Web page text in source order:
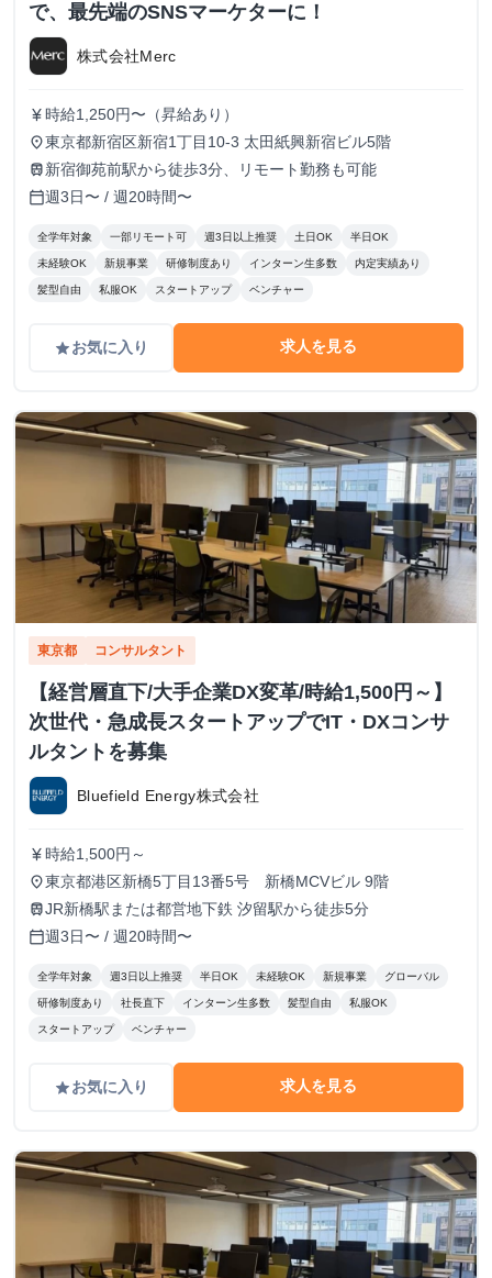
で、最先端のSNSマーケターに！
株式会社Merc
currency_yen 時給1,250円〜（昇給あり）
place東京都新宿区新宿1丁目10-3 太田紙興新宿ビル5階
train 新宿御苑前駅から徒歩3分、リモート勤務も可能
calendar_today週3日〜 / 週20時間〜
全学年対象 一部リモート可 週3日以上推奨 土日OK 半日OK
未経験OK 新規事業 研修制度あり インターン生多数 内定実績あり
髪型自由 私服OK スタートアップ ベンチャー
gradeお気に入り 求人を見る
東京都 コンサルタント
【経営層直下/大手企業DX変革/時給1,500円～】
次世代・急成長スタートアップでIT・DXコンサ
ルタントを募集
Bluefield Energy株式会社
currency_yen 時給1,500円～
place東京都港区新橋5丁目13番5号 新橋MCVビル 9階
trainJR新橋駅または都営地下鉄 汐留駅から徒歩5分
calendar_today週3日〜 / 週20時間〜
全学年対象 週3日以上推奨 半日OK 未経験OK 新規事業 グローバル
研修制度あり 社長直下 インターン生多数 髪型自由 私服OK
スタートアップ ベンチャー
gradeお気に入り 求人を見る